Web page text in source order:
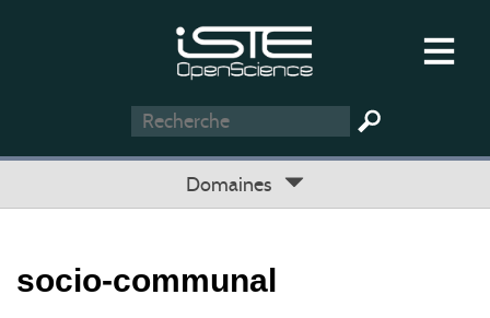
Domaines
socio-communal